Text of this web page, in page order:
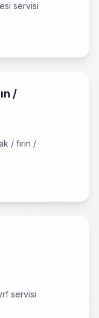
servisi
/
/ fırın /
servisi